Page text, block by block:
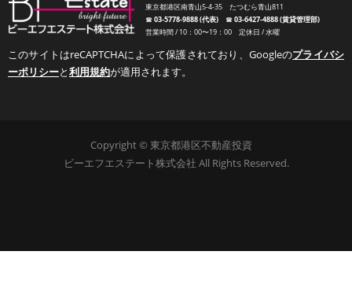
東京都港区南青山5-4-35 たつむら青山811
☎︎03-5778-9888 (代表)☎︎03-6427-4888 (賃貸管理部)
営業時間 / 10：00〜19：00 定休日 / 水曜
このサイトはreCAPTCHAによって保護されており、Googleのプライバシ
ーポリシーと利用規約が適用されます。
Copyright © 東京都港区不動産投資
ビーエフエステート株式会社 All Rights Reserved.